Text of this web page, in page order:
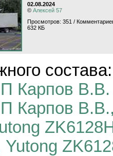
02.08.2024
© Алексей 57
Просмотров: 351 /
632 КБ
состава:
Карпов В.В.
Карпов
Yutong